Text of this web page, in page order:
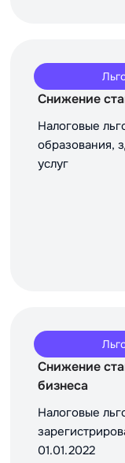
Снижение
Налоговые
образования,
услуг
Снижение
бизнеса
Налоговые
01.01.2022